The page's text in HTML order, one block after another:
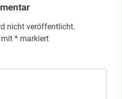
nicht veröffentlicht.
mit * markiert